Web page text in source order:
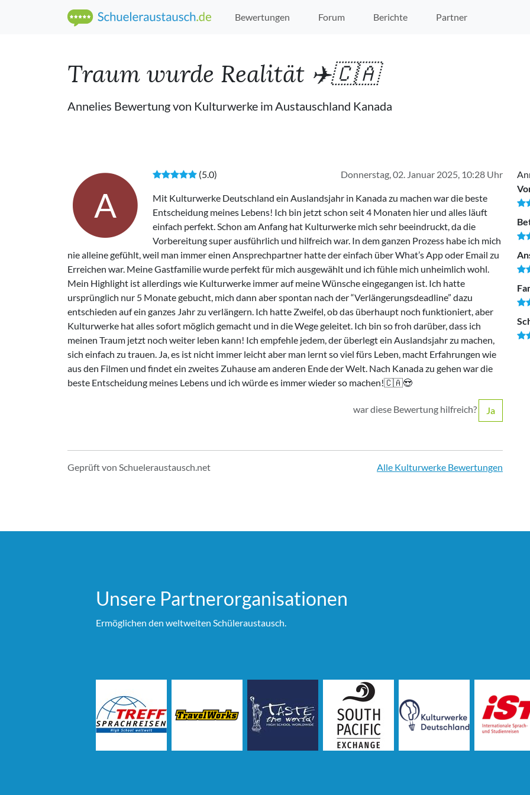
Bewertungen Forum Berichte Partner
Traum wurde Realität ✈️🇨🇦
Annelies Bewertung von Kulturwerke im Austauschland Kanada
A
Donnerstag, 02. Januar 2025, 10:28 Uhr
(5.0)
Mit Kulturwerke Deutschland ein Auslandsjahr in Kanada zu machen war die beste
Entscheidung meines Lebens! Ich bin jetzt schon seit 4 Monaten hier und alles läuft
einfach perfekt. Schon am Anfang hat Kulturwerke mich sehr beeindruckt, da die
Vorbereitung super ausführlich und hilfreich war. In dem ganzen Prozess habe ich mich
nie alleine gefühlt, weil man immer einen Ansprechpartner hatte der einfach über What’s App oder Email zu
Erreichen war. Meine Gastfamilie wurde perfekt für mich ausgewählt und ich fühle mich unheimlich wohl.
Mein Highlight ist allerdings wie Kulturwerke immer auf meine Wünsche eingegangen ist. Ich hatte
ursprünglich nur 5 Monate gebucht, mich dann aber spontan nach der “Verlängerungsdeadline” dazu
entschieden auf ein ganzes Jahr zu verlängern. Ich hatte Zweifel, ob das überhaupt noch funktioniert, aber
Kulturwerke hat alles sofort möglich gemacht und in die Wege geleitet. Ich bin so froh darüber, dass ich
meinen Traum jetzt noch weiter leben kann! Ich empfehle jedem, der überlegt ein Auslandsjahr zu machen,
sich einfach zu trauen. Ja, es ist nicht immer leicht aber man lernt so viel fürs Leben, macht Erfahrungen wie
aus den Filmen und findet ein zweites Zuhause am anderen Ende der Welt. Nach Kanada zu gehen war die
beste Entscheidung meines Lebens und ich würde es immer wieder so machen!🇨🇦😍
war diese Bewertung hilfreich? Ja
Geprüft von Schueleraustausch.net Alle Kulturwerke Bewertungen
Unsere Partner­organi­sationen
Ermöglichen den weltweiten Schüleraustausch.